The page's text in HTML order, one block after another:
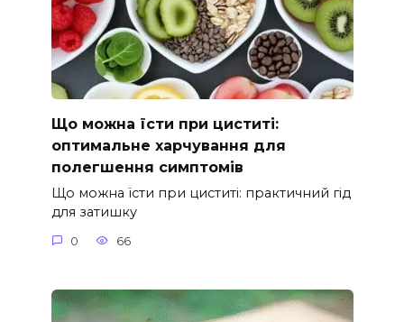
Що можна їсти при циститі:
оптимальне харчування для
полегшення симптомів
Що можна їсти при циститі: практичний гід
для затишку
0 66